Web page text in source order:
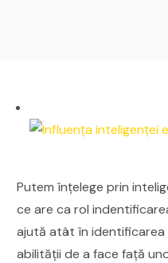
Putem înțelege prin
ce are ca rol
ajută atât în
abilității de a face față